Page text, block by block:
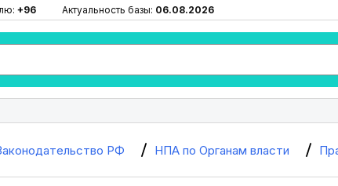
+96 Актуальность базы: 06.08.2026
РФ НПА по Органам власти